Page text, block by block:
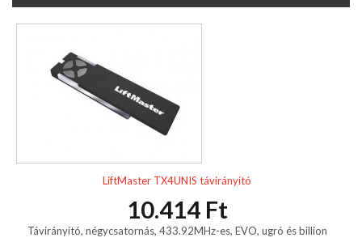
LiftMaster TX4UNIS távirányító
10.414 Ft
Távirányító, négycsatornás, 433.92MHz-es, EVO, ugró és billion